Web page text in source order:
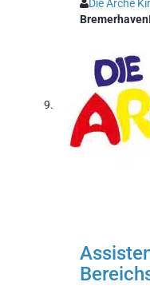
Die Arche
Bremerhaven